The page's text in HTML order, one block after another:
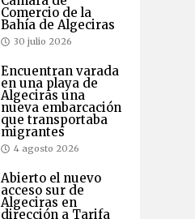
Comercio de la
Bahía de Algeciras
30 julio 2026
Encuentran varada
en una playa de
Algeciras una
nueva embarcación
que transportaba
migrantes
4 agosto 2026
Abierto el nuevo
acceso sur de
Algeciras en
dirección a Tarifa